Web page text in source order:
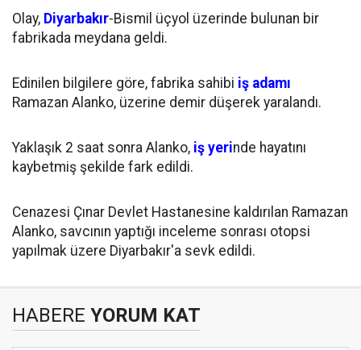
Olay, Diyarbakır-Bismil üçyol üzerinde bulunan bir
fabrikada meydana geldi.
Edinilen bilgilere göre, fabrika sahibi iş adamı
Ramazan Alanko, üzerine demir düşerek yaralandı.
Yaklaşık 2 saat sonra Alanko, iş yerinde hayatını
kaybetmiş şekilde fark edildi.
Cenazesi Çınar Devlet Hastanesine kaldırılan Ramazan
Alanko, savcının yaptığı inceleme sonrası otopsi
yapılmak üzere Diyarbakır'a sevk edildi.
HABERE YORUM KAT